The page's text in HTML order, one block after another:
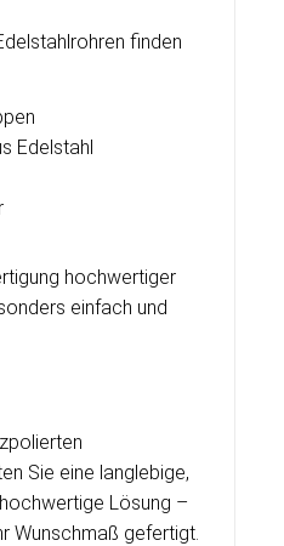
finden
Edelstahl
hochwertiger
einfach und
Sie eine langlebige,
Lösung –
Wunschmaß gefertigt.